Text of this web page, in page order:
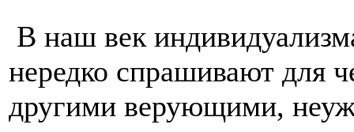
В наш век
нередко спрашивают для
другими верующими,